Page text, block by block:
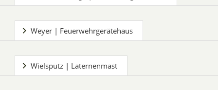
Weyer | Feuerwehrgerätehaus
Wielspütz | Laternenmast